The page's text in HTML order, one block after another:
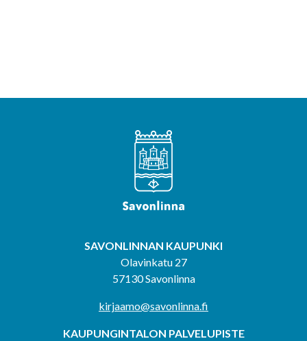
SAVONLINNAN KAUPUNKI
Olavinkatu 27
57130 Savonlinna
kirjaamo@savonlinna.fi
KAUPUNGINTALON PALVELUPISTE